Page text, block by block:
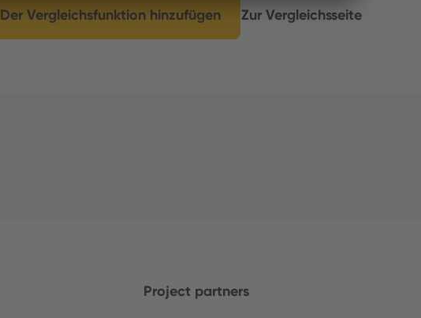
Der Vergleichsfunktion hinzufügen Zur Vergleichsseite
Project partners